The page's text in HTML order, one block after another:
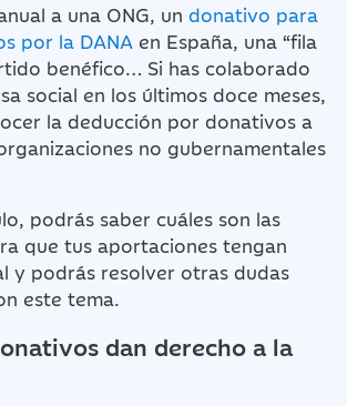
a una ONG, un donativo para
por la DANA en España, una “fila
benéfico… Si has colaborado
social en los últimos doce meses,
la deducción por donativos a
no gubernamentales
podrás saber cuáles son las
que tus aportaciones tengan
y podrás resolver otras dudas
este tema.
dan derecho a la